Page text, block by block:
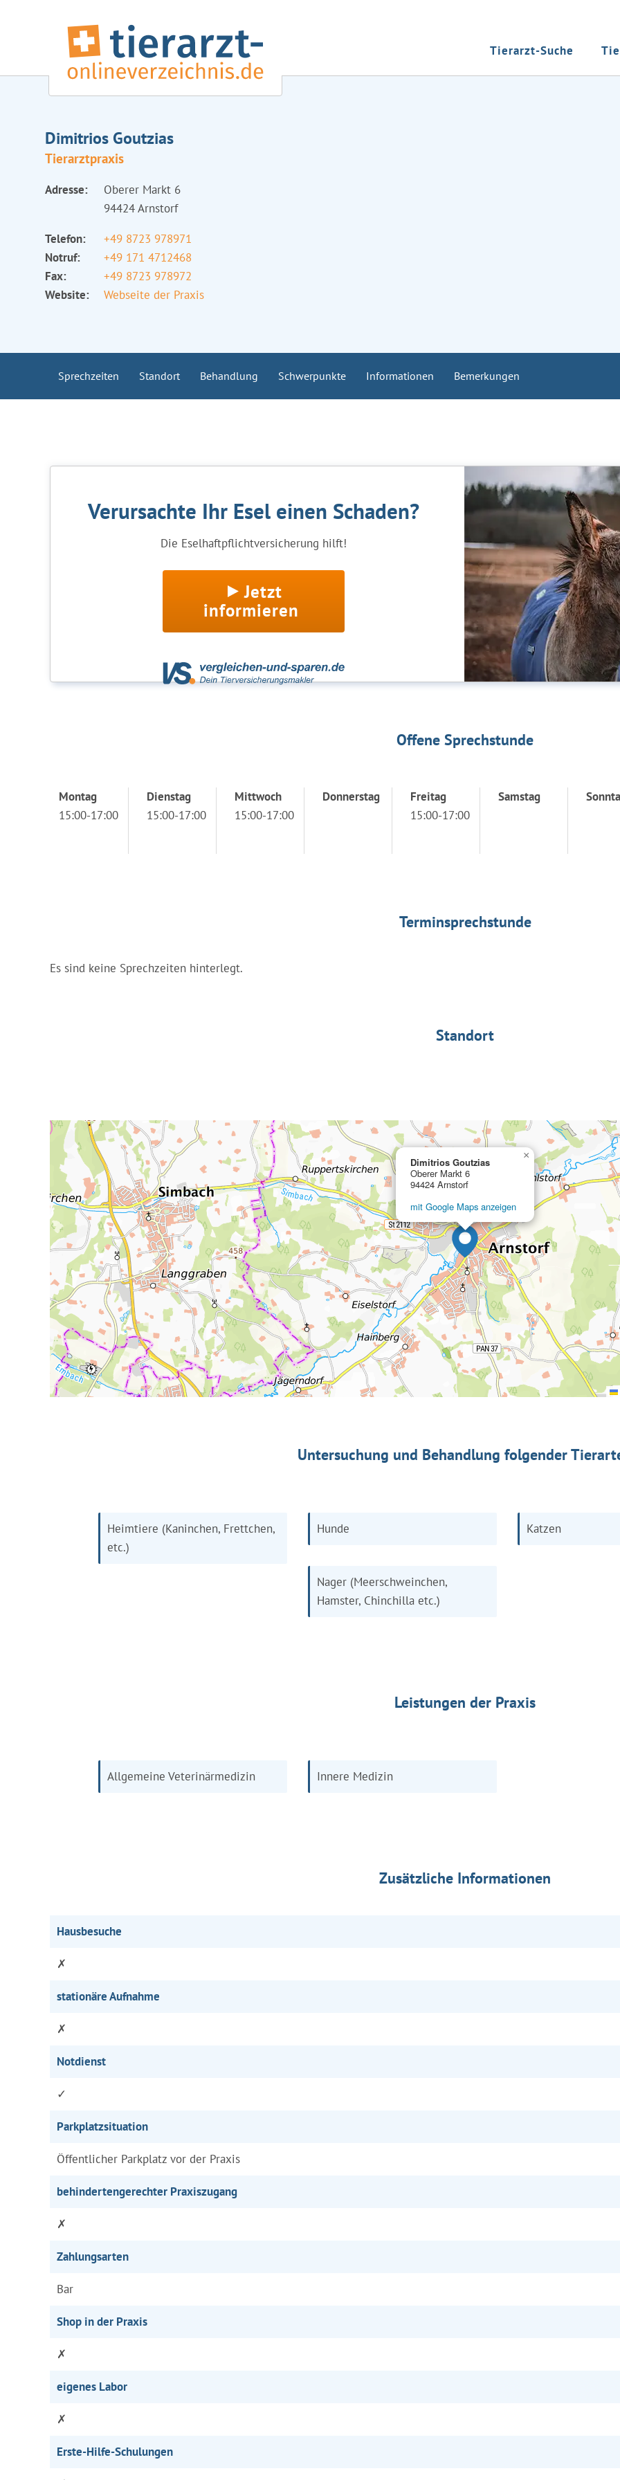
Tierarzt-Suche
Dimitrios Goutzias
Tierarztpraxis
Adresse:
Oberer Markt 6
94424 Arnstorf
Telefon:
+49 8723 978971
Notruf:
+49 171 4712468
Fax:
+49 8723 978972
Website:
Webseite der Praxis
Sprechzeiten Standort Behandlung Schwerpunkte Informationen Bemerkungen
Verursachte Ihr Esel einen Schaden?
Die Eselhaftpflichtversicherung hilft!
Jetzt
informieren
Offene Sprechstunde
Montag
15:00-17:00
Dienstag
15:00-17:00
Mittwoch
15:00-17:00
Donnerstag
Freitag
15:00-17:00
Samstag
Terminsprechstunde
Es sind keine Sprechzeiten hinterlegt.
Standort
Dimitrios Goutzias
Oberer Markt 6
94424 Arnstorf
mit Google Maps anzeigen
×
Untersuchung und Behandlung folgender
Heimtiere (Kaninchen, Frettchen,
etc.)
Hunde Katzen
Nager (Meerschweinchen,
Hamster, Chinchilla etc.)
Leistungen der Praxis
Allgemeine Veterinärmedizin Innere Medizin
Zusätzliche Informationen
Hausbesuche
✗
stationäre Aufnahme
✗
Notdienst
✓
Parkplatzsituation
Öffentlicher Parkplatz vor der Praxis
behindertengerechter Praxiszugang
✗
Zahlungsarten
Bar
Shop in der Praxis
✗
eigenes Labor
✗
Erste-Hilfe-Schulungen